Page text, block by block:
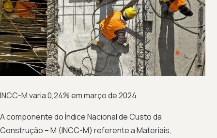
INCC-M varia 0,24% em março de 2024
A componente do Índice Nacional de Custo da
Construção – M (INCC-M) referente a Materiais,